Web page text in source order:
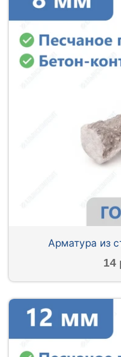
Арматура из
14